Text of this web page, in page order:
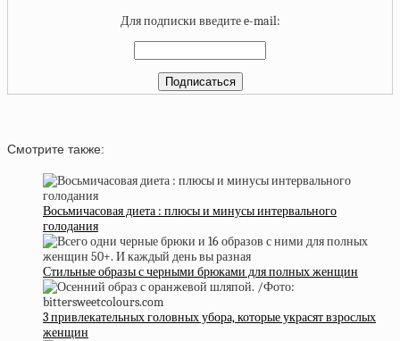
Для подписки введите e-mail:
Смотрите также:
Восьмичасовая диета : плюсы и минусы интервального
голодания
Стильные образы с черными брюками для полных женщин
3 привлекательных головных убора, которые украсят взрослых
женщин